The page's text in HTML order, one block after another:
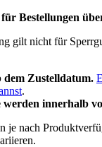
Bestellungen
gilt nicht für
dem Zustelldatum.
.
werden innerhalb
je nach